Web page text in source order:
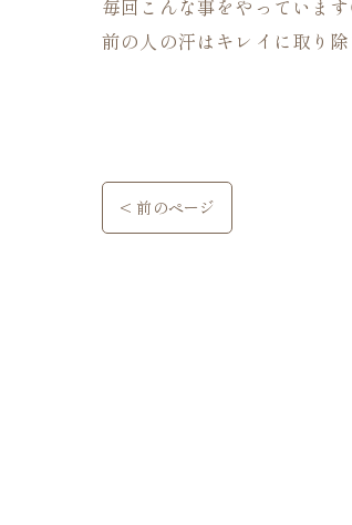
毎回こんな事をやっていま
前の人の汗はキレイに取り
< 前のページ